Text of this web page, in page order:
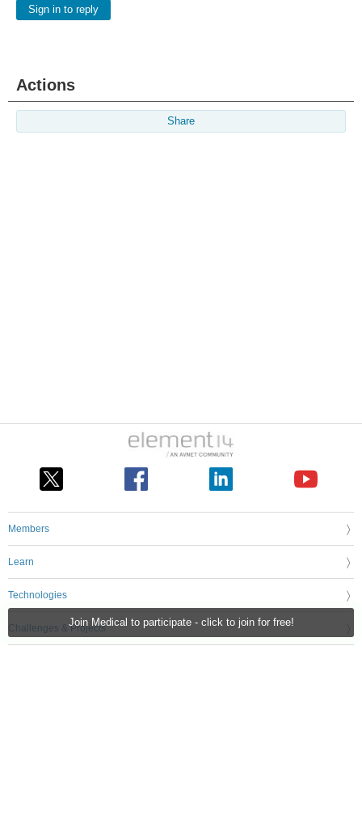
Join Medical to participate - click to join for free!
Sign in to reply
Actions
Share
Members
Learn
Technologies
Challenges & Projects